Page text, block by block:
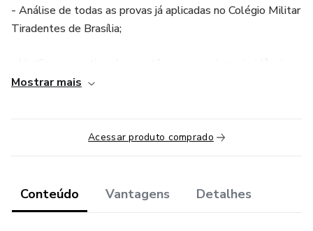
- Análise de todas as provas já aplicadas no Colégio Militar
Tiradentes de Brasília;
no concurso;
- Desenvolvimento de teoria rápida e direta;
- Provas comentadas.
Mostrar mais
Acessar produto comprado
Conteúdo Vantagens Detalhes